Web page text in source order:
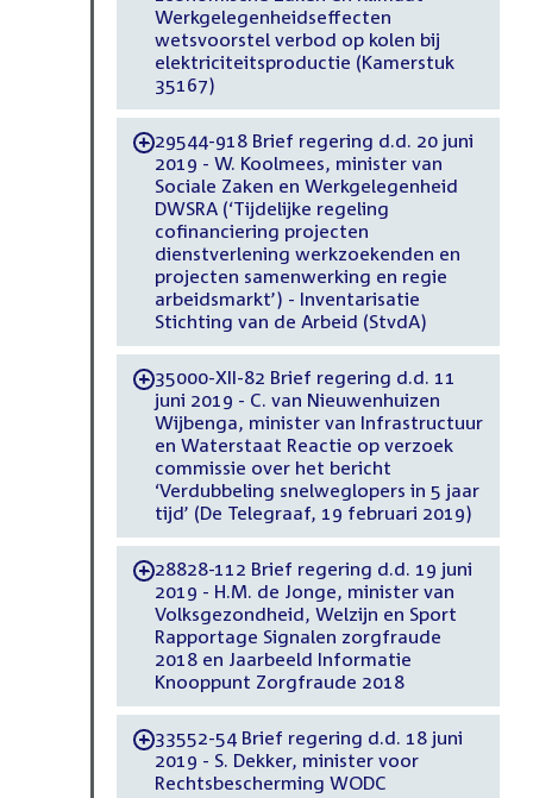
Werkgelegenheidseffecten
wetsvoorstel verbod op kolen bij
elektriciteitsproductie (Kamerstuk
35167)
-29544-918 Brief regering d.d. 20 juni
2019 - W. Koolmees, minister van
Sociale Zaken en Werkgelegenheid
DWSRA (‘Tijdelijke regeling
cofinanciering projecten
dienstverlening werkzoekenden en
projecten samenwerking en regie
arbeidsmarkt’) - Inventarisatie
Stichting van de Arbeid (StvdA)
-35000-XII-82 Brief regering d.d. 11
juni 2019 - C. van Nieuwenhuizen
Wijbenga, minister van Infrastructuur
en Waterstaat Reactie op verzoek
commissie over het bericht
‘Verdubbeling snelweglopers in 5 jaar
tijd’ (De Telegraaf, 19 februari 2019)
-28828-112 Brief regering d.d. 19 juni
2019 - H.M. de Jonge, minister van
Volksgezondheid, Welzijn en Sport
Rapportage Signalen zorgfraude
2018 en Jaarbeeld Informatie
Knooppunt Zorgfraude 2018
-33552-54 Brief regering d.d. 18 juni
2019 - S. Dekker, minister voor
Rechtsbescherming WODC